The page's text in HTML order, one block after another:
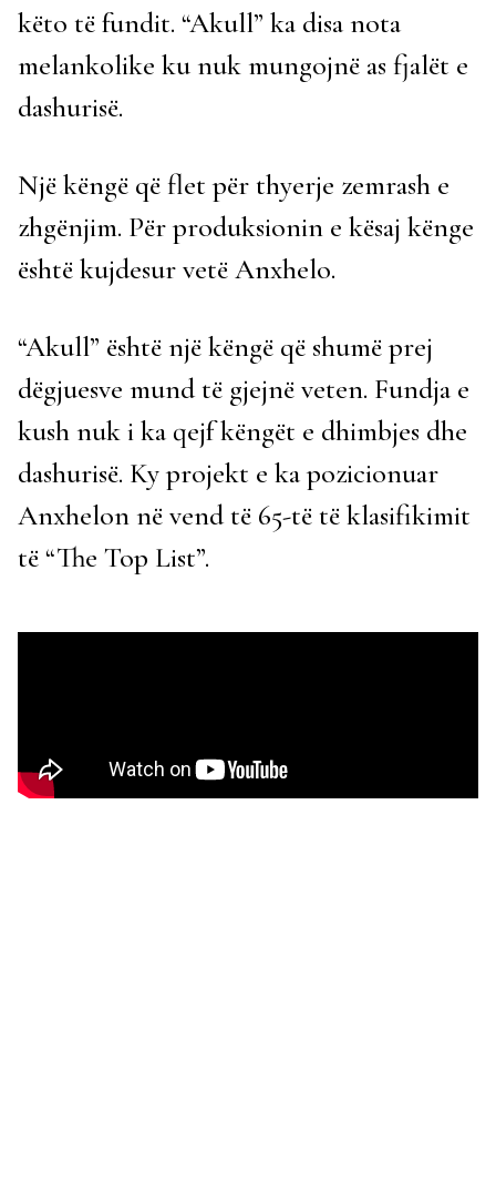
këto të fundit. “Akull” ka disa nota
melankolike ku nuk mungojnë as fjalët e
dashurisë.
Një këngë që flet për thyerje zemrash e
zhgënjim. Për produksionin e kësaj kënge
është kujdesur vetë Anxhelo.
“Akull” është një këngë që shumë prej
dëgjuesve mund të gjejnë veten. Fundja e
kush nuk i ka qejf këngët e dhimbjes dhe
dashurisë. Ky projekt e ka pozicionuar
Anxhelon në vend të 65-të të klasifikimit
të “The Top List”.